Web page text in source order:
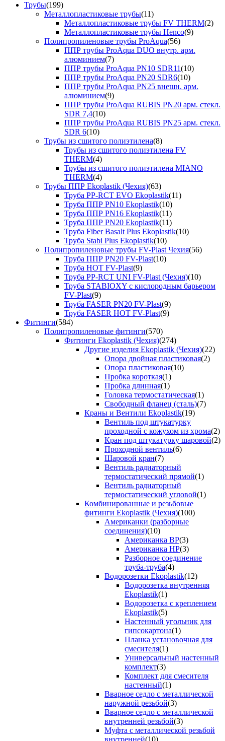
Трубы(199)
Металлопластиковые трубы(11)
Металлопластиковые трубы FV THERM(2)
Металлопластиковые трубы Henco(9)
Полипропиленовые трубы ProAqua(56)
ППР трубы ProAqua DUO внутр. арм.
алюминием(7)
ППР трубы ProAqua PN10 SDR11(10)
ППР трубы ProAqua PN20 SDR6(10)
ППР трубы ProAqua PN25 внешн. арм.
алюминием(9)
ППР трубы ProAqua RUBIS PN20 арм. стекл.
SDR 7,4(10)
ППР трубы ProAqua RUBIS PN25 арм. стекл.
SDR 6(10)
Трубы из сшитого полиэтилена(8)
Трубы из сшитого полиэтилена FV
THERM(4)
Трубы из сшитого полиэтилена MIANO
THERM(4)
Трубы ППР Ekoplastik (Чехия)(63)
Труба PP-RCT EVO Ekoplastik(11)
Труба ППР PN10 Ekoplastik(10)
Труба ППР PN16 Ekoplastik(11)
Труба ППР PN20 Ekoplastik(11)
Труба Fiber Basalt Plus Ekoplastik(10)
Труба Stabi Plus Ekoplastik(10)
Полипропиленовые трубы FV-Plast Чехия(56)
Труба ППР PN20 FV-Plast(10)
Труба HOT FV-Plast(9)
Труба PP-RCT UNI FV-Plast (Чехия)(10)
Труба STABIOXY с кислородным барьером
FV-Plast(9)
Труба FASER PN20 FV-Plast(9)
Труба FASER HOT FV-Plast(9)
Фитинги(584)
Полипропиленовые фитинги(570)
Фитинги Ekoplastik (Чехия)(274)
Другие изделия Ekoplastik (Чехия)(22)
Опора двойная пластиковая(2)
Опора пластиковая(10)
Пробка короткая(1)
Пробка длинная(1)
Головка термостатическая(1)
Свободный фланец (сталь)(7)
Краны и Вентили Ekoplastik(19)
Вентиль под штукатурку
проходной с кожухом из хрома(2)
Кран под штукатурку шаровой(2)
Проходной вентиль(6)
Шаровой кран(7)
Вентиль радиаторный
термостатический прямой(1)
Вентиль радиаторный
термостатический угловой(1)
Комбинированные и резьбовые
фитинги Ekoplastik (Чехия)(100)
Американки (разборные
соединения)(10)
Американка ВР(3)
Американка НР(3)
Разборное соединение
труба-труба(4)
Водорозетки Ekoplastik(12)
Водорозетка внутренняя
Ekoplastik(1)
Водорозетка с креплением
Ekoplastik(5)
Настенный угольник для
гипсокартона(1)
Планка установочная для
смесителя(1)
Универсальный настенный
комплект(3)
Комплект для смесителя
настенный(1)
Вварное седло с металлической
наружной резьбой(3)
Вварное седло с металлической
внутренней резьбой(3)
Муфта с металлической резьбой